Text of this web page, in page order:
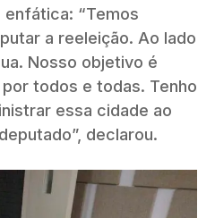
“Temos
a reeleição. Ao lado
Nosso objetivo é
todos e todas. Tenho
essa cidade ao
declarou.